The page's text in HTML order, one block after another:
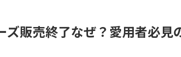
ズ販売終了なぜ？愛用者必見